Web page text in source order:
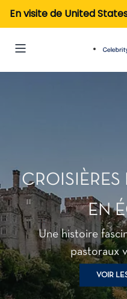
En visite de United
CROISIÈRES
EN
Une histoire
pastoraux
VOIR